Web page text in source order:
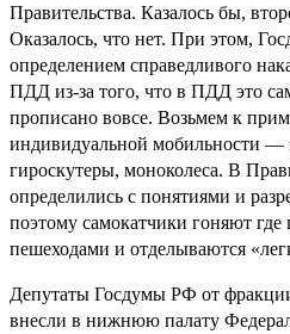
Правительства. Казалось бы,
Оказалось, что нет. При этом,
определением справедливого
ПДД из-за того, что в ПДД это
прописано вовсе. Возьмем к
индивидуальной мобильности —
гироскутеры, моноколеса. В
определились с понятиями и
поэтому самокатчики гоняют
пешеходами и отделываются
Депутаты Госдумы РФ от
внесли в нижнюю палату